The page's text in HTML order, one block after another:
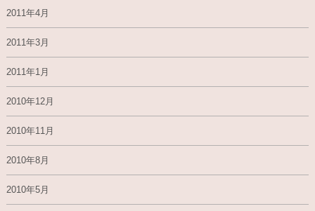
2011年4月
2011年3月
2011年1月
2010年12月
2010年11月
2010年8月
2010年5月